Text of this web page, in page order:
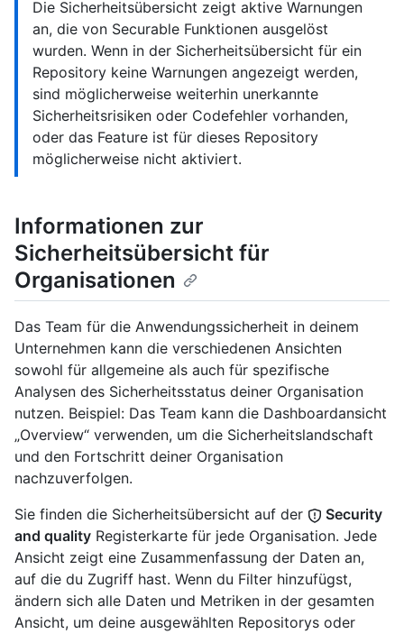
Die Sicherheitsübersicht zeigt aktive Warnungen
an, die von Securable Funktionen ausgelöst
wurden. Wenn in der Sicherheitsübersicht für ein
Repository keine Warnungen angezeigt werden,
sind möglicherweise weiterhin unerkannte
Sicherheitsrisiken oder Codefehler vorhanden,
oder das Feature ist für dieses Repository
möglicherweise nicht aktiviert.
Informationen zur
Sicherheitsübersicht für
Organisationen
Das Team für die Anwendungssicherheit in deinem
Unternehmen kann die verschiedenen Ansichten
sowohl für allgemeine als auch für spezifische
Analysen des Sicherheitsstatus deiner Organisation
nutzen. Beispiel: Das Team kann die Dashboardansicht
„Overview“ verwenden, um die Sicherheitslandschaft
und den Fortschritt deiner Organisation
nachzuverfolgen.
Sie finden die Sicherheitsübersicht auf der
Security
and quality Registerkarte für jede Organisation. Jede
Ansicht zeigt eine Zusammenfassung der Daten an,
auf die du Zugriff hast. Wenn du Filter hinzufügst,
ändern sich alle Daten und Metriken in der gesamten
Ansicht, um deine ausgewählten Repositorys oder